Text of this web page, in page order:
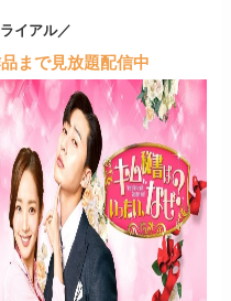
イアル／
まで見放題配信中